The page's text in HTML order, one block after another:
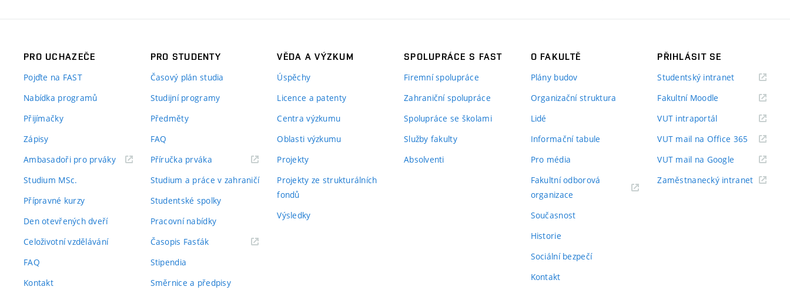
PRO UCHAZEČE
Pojďte na FAST
Nabídka programů
Přijímačky
Zápisy
Ambasadoři pro prváky(externí
Studium MSc.
Přípravné kurzy
Den otevřených dveří
Celoživotní vzdělávání
FAQ
Kontakt
PRO STUDENTY
Časový plán studia
Studijní programy
Předměty
FAQ
Příručka prváka(externí
Studium a práce v zahraničí
Studentské spolky
Pracovní nabídky
Časopis Fasťák(externí
Stipendia
Směrnice a předpisy
VĚDA A VÝZKUM
Úspěchy
Licence a patenty
Centra výzkumu
Oblasti výzkumu
Projekty
Projekty ze strukturálních
fondů
Výsledky
SPOLUPRÁCE S FAST
Firemní spolupráce
Zahraniční spolupráce
Spolupráce se školami
Služby fakulty
Absolventi
O FAKULTĚ
Plány budov
Organizační struktura
Lidé
Informační tabule
Pro média
Fakultní odborová
organizace
Současnost
Historie
Sociální bezpečí
Kontakt
PŘIHLÁSIT SE
Studentský intranet(externí
Fakultní Moodle
VUT intraportál(externí
VUT mail na Office 365 (externí
VUT mail na Google (externí
Zaměstnanecký intranet(externí